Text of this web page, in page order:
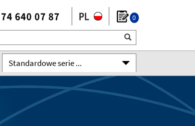
0
Standardowe serie ...